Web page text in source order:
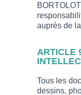
auprès de
ARTICLE
Tous les
dessins,